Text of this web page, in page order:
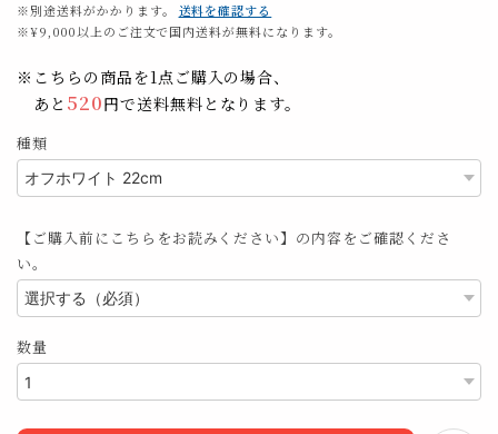
※別途送料がかかります。
送料を確認する
※¥9,000以上のご注文で国内送料が無料になります。
※こちらの商品を1点ご購入の場合、
あと 520円で送料無料となります。
種類
【ご購入前にこちらをお読みください】の内容をご確認くださ
い。
数量